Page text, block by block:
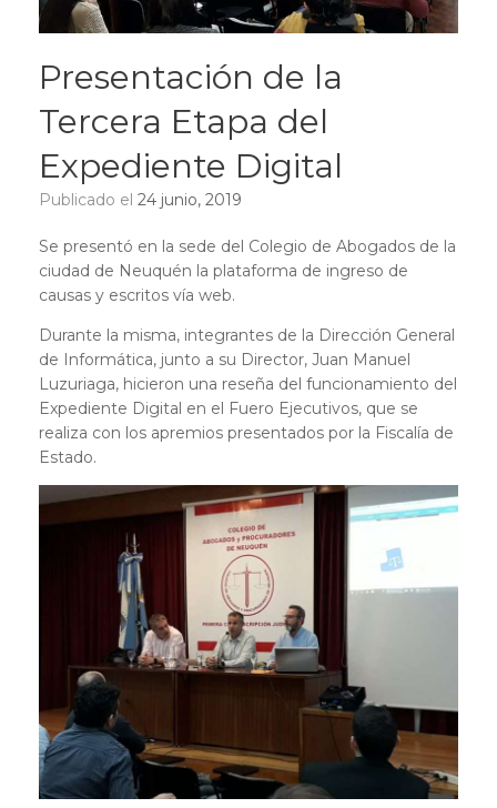
Presentación de la
Tercera Etapa del
Expediente Digital
Publicado el 24 junio, 2019
Se presentó en la sede del Colegio de Abogados de la
ciudad de Neuquén la plataforma de ingreso de
causas y escritos vía web.
Durante la misma, integrantes de la Dirección General
de Informática, junto a su Director, Juan Manuel
Luzuriaga, hicieron una reseña del funcionamiento del
Expediente Digital en el Fuero Ejecutivos, que se
realiza con los apremios presentados por la Fiscalía de
Estado.